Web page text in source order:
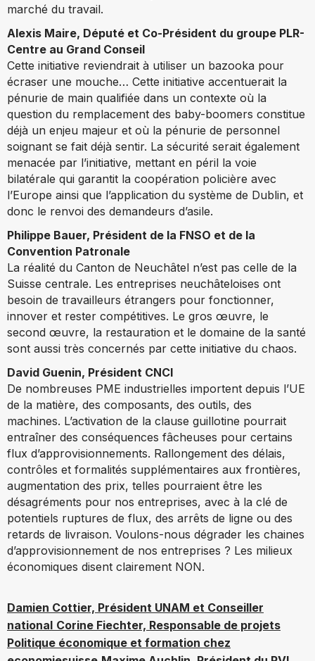
marché du travail.
Alexis Maire, Député et Co-Président du groupe PLR-
Centre au Grand Conseil
Cette initiative reviendrait à utiliser un bazooka pour
écraser une mouche… Cette initiative accentuerait la
pénurie de main qualifiée dans un contexte où la
question du remplacement des baby-boomers constitue
déjà un enjeu majeur et où la pénurie de personnel
soignant se fait déjà sentir. La sécurité serait également
menacée par l’initiative, mettant en péril la voie
bilatérale qui garantit la coopération policière avec
l’Europe ainsi que l’application du système de Dublin, et
donc le renvoi des demandeurs d’asile.
Philippe Bauer, Président de la FNSO et de la
Convention Patronale
La réalité du Canton de Neuchâtel n’est pas celle de la
Suisse centrale. Les entreprises neuchâteloises ont
besoin de travailleurs étrangers pour fonctionner,
innover et rester compétitives. Le gros œuvre, le
second œuvre, la restauration et le domaine de la santé
sont aussi très concernés par cette initiative du chaos.
David Guenin, Président CNCI
De nombreuses PME industrielles importent depuis l’UE
de la matière, des composants, des outils, des
machines. L’activation de la clause guillotine pourrait
entraîner des conséquences fâcheuses pour certains
flux d’approvisionnements. Rallongement des délais,
contrôles et formalités supplémentaires aux frontières,
augmentation des prix, telles pourraient être les
désagréments pour nos entreprises, avec à la clé de
potentiels ruptures de flux, des arrêts de ligne ou des
retards de livraison. Voulons-nous dégrader les chaines
d’approvisionnement de nos entreprises ? Les milieux
économiques disent clairement NON.
Damien Cottier, Président UNAM et Conseiller
national Corine Fiechter, Responsable de projets
Politique économique et formation chez